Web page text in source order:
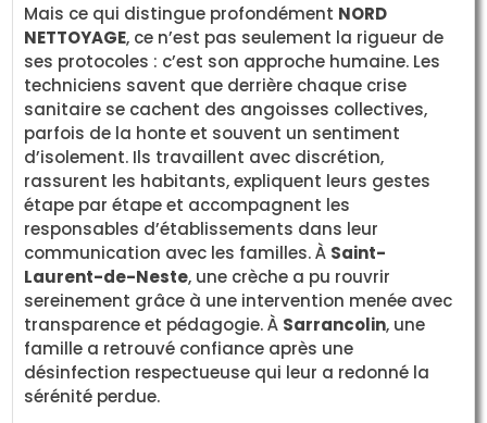
Mais ce qui distingue profondément NORD
NETTOYAGE, ce n’est pas seulement la rigueur de
ses protocoles : c’est son approche humaine. Les
techniciens savent que derrière chaque crise
sanitaire se cachent des angoisses collectives,
parfois de la honte et souvent un sentiment
d’isolement. Ils travaillent avec discrétion,
rassurent les habitants, expliquent leurs gestes
étape par étape et accompagnent les
responsables d’établissements dans leur
communication avec les familles. À Saint-
Laurent-de-Neste, une crèche a pu rouvrir
sereinement grâce à une intervention menée avec
transparence et pédagogie. À Sarrancolin, une
famille a retrouvé confiance après une
désinfection respectueuse qui leur a redonné la
sérénité perdue.